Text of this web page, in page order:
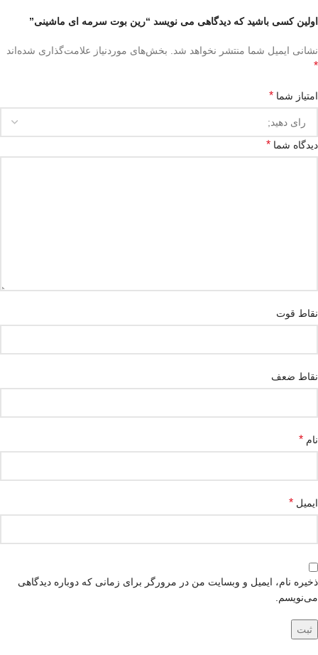
اولین کسی باشید که دیدگاهی می نویسد “رین بوت سرمه ای ماشینی”
نشانی ایمیل شما منتشر نخواهد شد. بخش‌های موردنیاز علامت‌گذاری شده‌اند
*
امتیاز شما *
دیدگاه شما *
نقاط قوت
نقاط ضعف
نام *
ایمیل *
ذخیره نام، ایمیل و وبسایت من در مرورگر برای زمانی که دوباره دیدگاهی
می‌نویسم.